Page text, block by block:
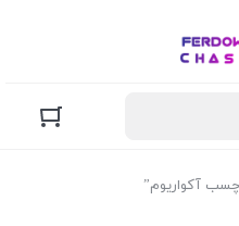
آکواریوم”